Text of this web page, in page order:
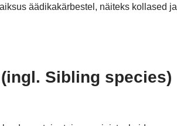
äädikakärbestel, näiteks kollased ja
Sibling species)